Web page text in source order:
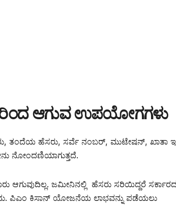
ಆಗುವ ಉಪಯೋಗಗಳು
ತಂದೆಯ ಹೆಸರು, ಸರ್ವೆ ನಂಬರ್, ಮುಟೇಷನ್, ಖಾತಾ
ನೋಂದಣಿಯಾಗುತ್ತದೆ.
ಆಗುವುದಿಲ್ಲ. ಜಮೀನಿನಲ್ಲಿ ಹೆಸರು ಸರಿಯಿದ್ದರೆ
ಪಿಎಂ ಕಿಸಾನ್ ಯೋಜನೆಯ ಲಾಭವನ್ನು ಪಡೆಯಲು